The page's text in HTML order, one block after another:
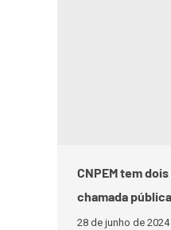
CNPEM tem
chamada
28 de junho de 2024